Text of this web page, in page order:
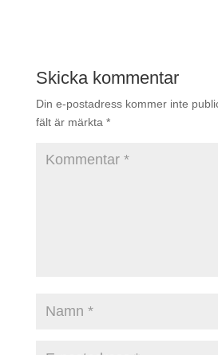
Skicka kommentar
Din e-postadress kommer inte
fält är märkta *